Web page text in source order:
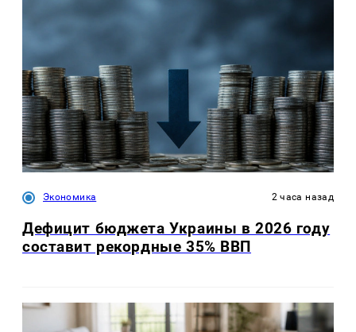
Экономика 2 часа назад
Дефицит бюджета Украины в 2026 году
составит рекордные 35% ВВП